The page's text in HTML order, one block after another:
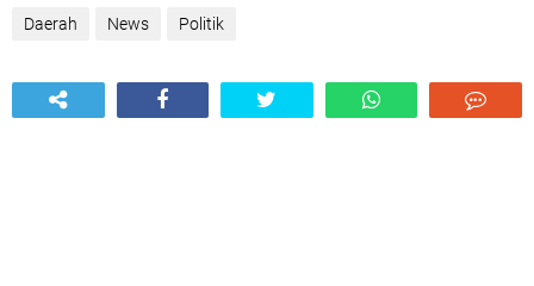
Daerah News Politik